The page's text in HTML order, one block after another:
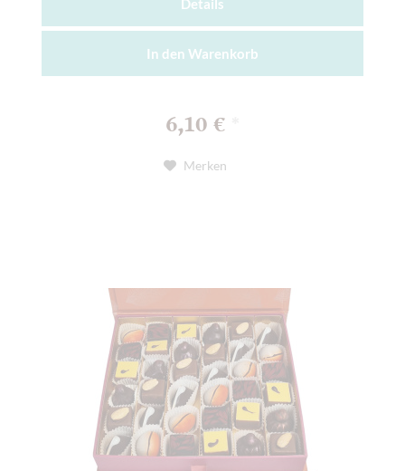
Details
In den Warenkorb
6,10 €
Merken